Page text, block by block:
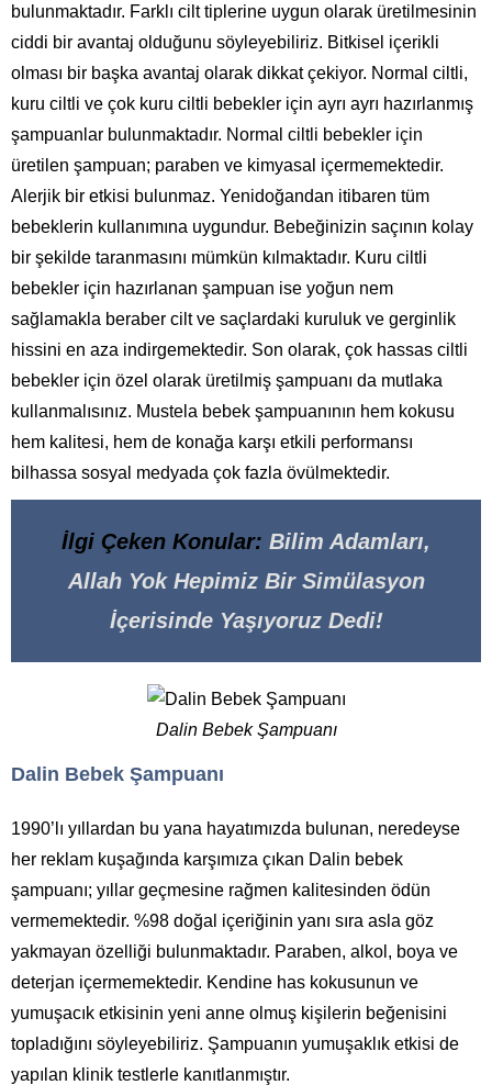
bulunmaktadır. Farklı cilt tiplerine uygun olarak üretilmesinin
ciddi bir avantaj olduğunu söyleyebiliriz. Bitkisel içerikli
olması bir başka avantaj olarak dikkat çekiyor. Normal ciltli,
kuru ciltli ve çok kuru ciltli bebekler için ayrı ayrı hazırlanmış
şampuanlar bulunmaktadır. Normal ciltli bebekler için
üretilen şampuan; paraben ve kimyasal içermemektedir.
Alerjik bir etkisi bulunmaz. Yenidoğandan itibaren tüm
bebeklerin kullanımına uygundur. Bebeğinizin saçının kolay
bir şekilde taranmasını mümkün kılmaktadır. Kuru ciltli
bebekler için hazırlanan şampuan ise yoğun nem
sağlamakla beraber cilt ve saçlardaki kuruluk ve gerginlik
hissini en aza indirgemektedir. Son olarak, çok hassas ciltli
bebekler için özel olarak üretilmiş şampuanı da mutlaka
kullanmalısınız. Mustela bebek şampuanının hem kokusu
hem kalitesi, hem de konağa karşı etkili performansı
bilhassa sosyal medyada çok fazla övülmektedir.
İlgi Çeken Konular: Bilim Adamları,
Allah Yok Hepimiz Bir Simülasyon
İçerisinde Yaşıyoruz Dedi!
Dalin Bebek Şampuanı
Dalin Bebek Şampuanı
1990’lı yıllardan bu yana hayatımızda bulunan, neredeyse
her reklam kuşağında karşımıza çıkan Dalin bebek
şampuanı; yıllar geçmesine rağmen kalitesinden ödün
vermemektedir. %98 doğal içeriğinin yanı sıra asla göz
yakmayan özelliği bulunmaktadır. Paraben, alkol, boya ve
deterjan içermemektedir. Kendine has kokusunun ve
yumuşacık etkisinin yeni anne olmuş kişilerin beğenisini
topladığını söyleyebiliriz. Şampuanın yumuşaklık etkisi de
yapılan klinik testlerle kanıtlanmıştır.